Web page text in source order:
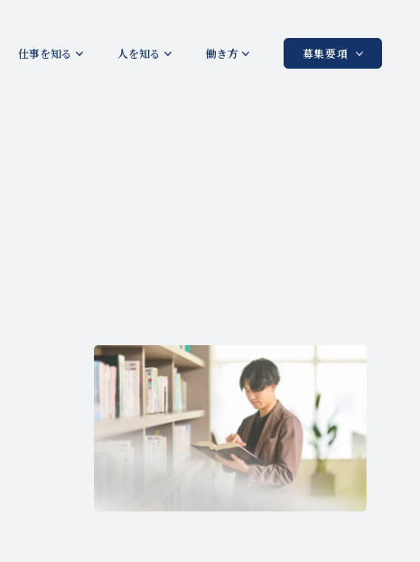
仕事を知る 人を知る 働き方 募集要項